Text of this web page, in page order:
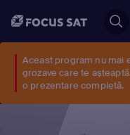
Aceast program nu mai
grozave care te
o prezentare completă.